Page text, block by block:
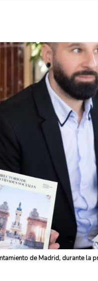
de Madrid, durante la